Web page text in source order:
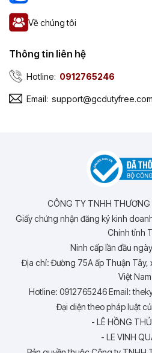
Về chúng tôi
Thông tin liên hệ
Hotline: 0912765246
Email: support@gcdutyfree.com
CÔNG TY TNHH THƯƠNG
Giấy chứng nhận đăng ký kinh
Chính tỉnh
Ninh cấp lần đầu
Địa chỉ: Đường 75A ấp Thuận Tây,
Việt Nam
Hotline: 0912765246 Email:
Đại diện theo pháp luật
- LÊ HỒNG
- LE VINH